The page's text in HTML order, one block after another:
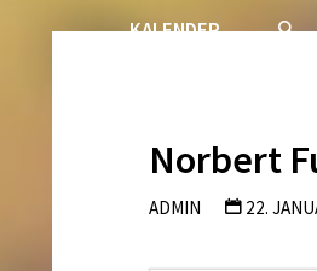
KALENDER
Norbert
ADMIN 22.